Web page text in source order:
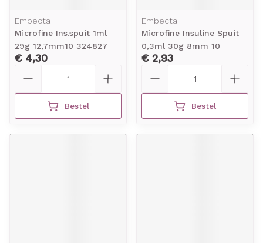
Embecta
Microfine Ins.spuit 1ml
29g 12,7mm10 324827
€ 4,30
Bestel
Embecta
Microfine Insuline Spuit
0,3ml 30g 8mm 10
€ 2,93
Bestel